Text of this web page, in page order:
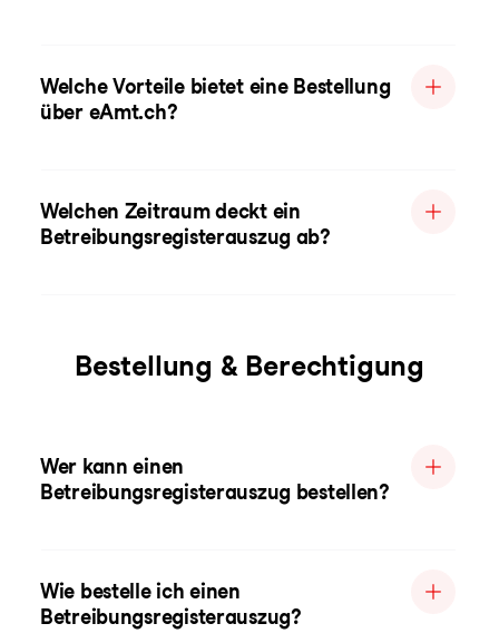
Welche Vorteile bietet eine Bestellung
über eAmt.ch?
Welchen Zeitraum deckt ein
Betreibungsregisterauszug ab?
Bestellung & Berechtigung
Wer kann einen
Betreibungsregisterauszug bestellen?
Wie bestelle ich einen
Betreibungsregisterauszug?